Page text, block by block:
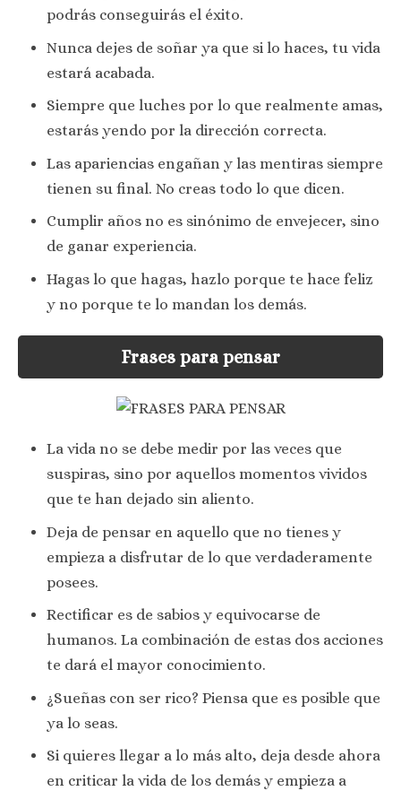
podrás conseguirás el éxito.
Nunca dejes de soñar ya que si lo haces, tu vida
estará acabada.
Siempre que luches por lo que realmente amas,
estarás yendo por la dirección correcta.
Las apariencias engañan y las mentiras siempre
tienen su final. No creas todo lo que dicen.
Cumplir años no es sinónimo de envejecer, sino
de ganar experiencia.
Hagas lo que hagas, hazlo porque te hace feliz
y no porque te lo mandan los demás.
Frases para pensar
La vida no se debe medir por las veces que
suspiras, sino por aquellos momentos vividos
que te han dejado sin aliento.
Deja de pensar en aquello que no tienes y
empieza a disfrutar de lo que verdaderamente
posees.
Rectificar es de sabios y equivocarse de
humanos. La combinación de estas dos acciones
te dará el mayor conocimiento.
¿Sueñas con ser rico? Piensa que es posible que
ya lo seas.
Si quieres llegar a lo más alto, deja desde ahora
en criticar la vida de los demás y empieza a